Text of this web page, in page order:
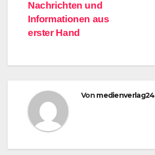
Nachrichten und
Informationen aus
erster Hand
Von